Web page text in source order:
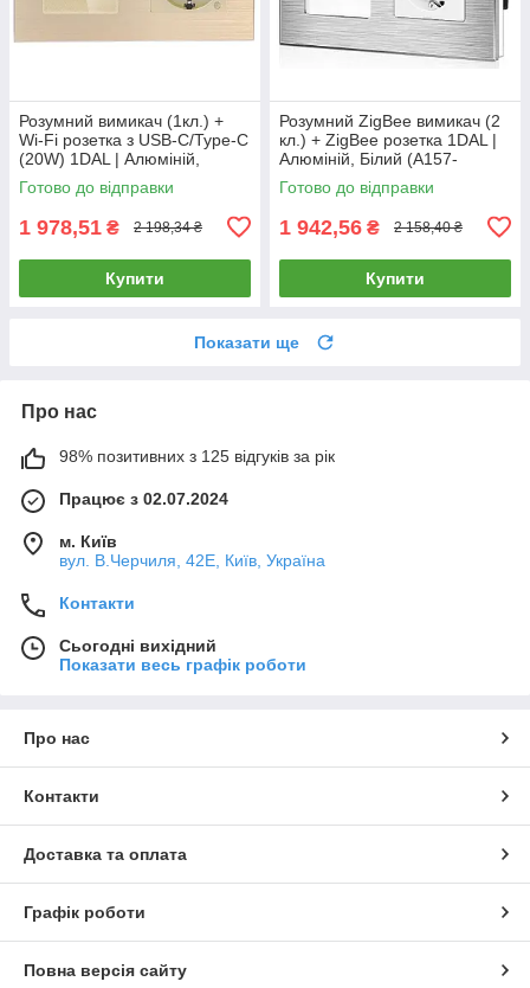
Розумний вимикач (1кл.) +
Wi-Fi розетка з USB-C/Type-C
(20W) 1DAL | Алюміній,
Золото (A157-GSW1G.WF-
STUTC.WF.GD)
Готово до відправки
1 978,51 ₴ 2 198,34 ₴
Купити
Розумний ZigBee вимикач (2
кл.) + ZigBee розетка 1DAL |
Алюміній, Білий (A157-
GSW2G.ZB-ST.ZB.WT)
Готово до відправки
1 942,56 ₴ 2 158,40 ₴
Купити
Показати ще
Про нас
98% позитивних з 125 відгуків за рік
Працює з 02.07.2024
м. Київ
вул. В.Черчиля, 42Е, Київ, Україна
Контакти
Сьогодні вихідний
Показати весь графік роботи
Про нас
Контакти
Доставка та оплата
Графік роботи
Повна версія сайту